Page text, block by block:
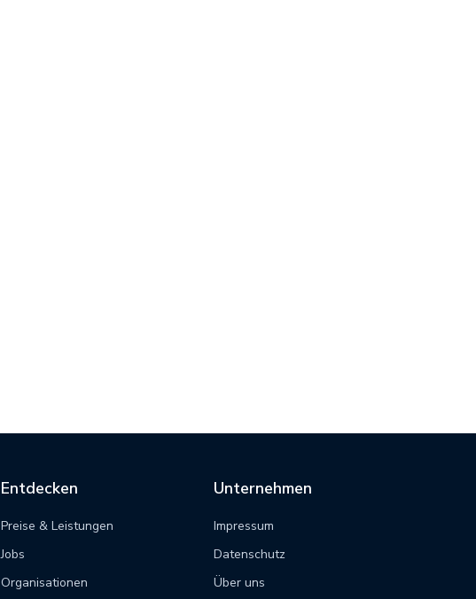
Entdecken
Preise & Leistungen
Jobs
Organisationen
Unternehmen
Impressum
Datenschutz
Über uns